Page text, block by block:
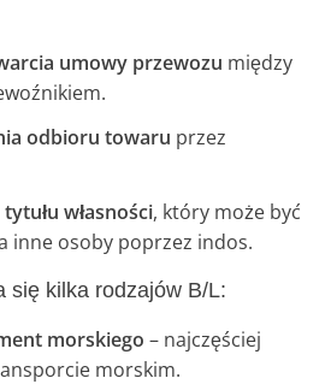
umowy przewozu między
odbioru towaru przez
własności, który może być
inne osoby poprzez indos.
się kilka rodzajów B/L:
morskiego – najczęściej
morskim.